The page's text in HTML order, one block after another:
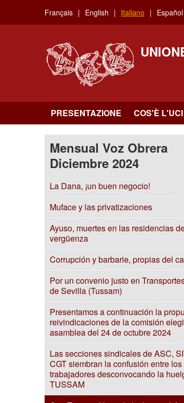
main
Français English Italiano Español
PRESENTAZIONE COS'È
Mensual Voz Obrera
Diciembre 2024
La Dana, ¡un buen negocio!
Muface y las privatizaciones
Ayuso, muertes en las residencias
vergüenza
Corrupción y barbarie, propias del
Por un convenio justo en
de Sevilla (Tussam)
Presentamos a continuación la
reivindicaciones de la comisión
asamblea del 24 de octubre 2024
Las secciones sindicales de ASC,
CGT siembran la confusión entre los
trabajadores desconvocando la
TUSSAM